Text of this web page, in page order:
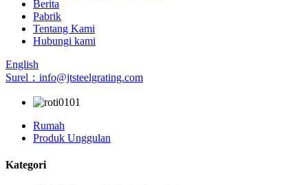
Berita
Pabrik
Tentang Kami
Hubungi kami
English
Surel：info@jtsteelgrating.com
Rumah
Produk Unggulan
Kategori